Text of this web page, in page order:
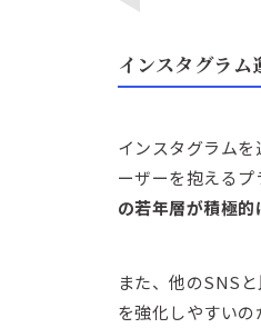
インスタグラ
インスタグラム
ーザーを抱えるプ
の若年層が積極的
また、他のSNS
を強化しやすいの